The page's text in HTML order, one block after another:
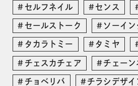
セルフネイル センス
セールストーク ソーイン
タカラトミー タミヤ
チェスカチェア チェーン
チョベリバ チラシデザイ